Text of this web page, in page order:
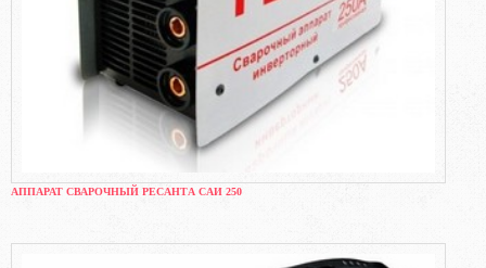
АППАРАТ СВАРОЧНЫЙ РЕСАНТА САИ 250